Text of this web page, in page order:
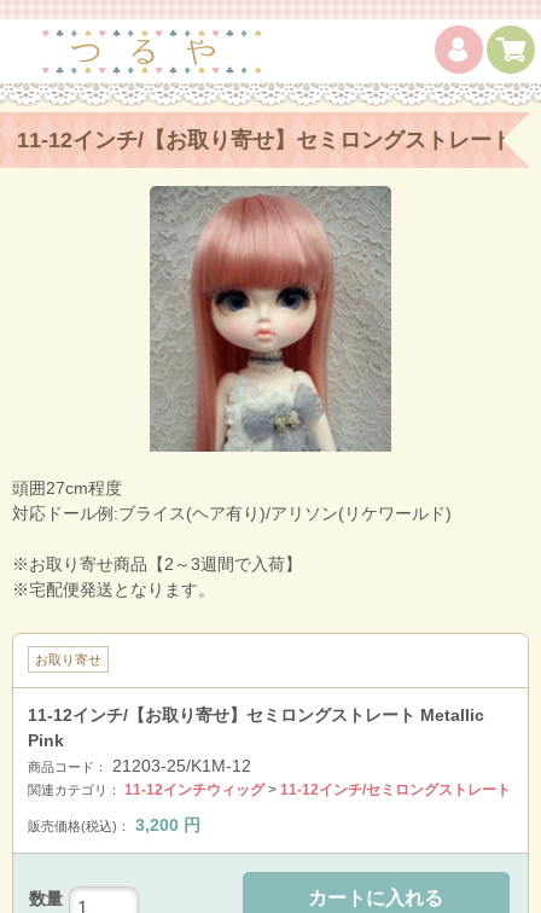
11-12インチ/【お取り寄せ】セミロングストレート
Metallic Pink
頭囲27cm程度
対応ドール例:ブライス(ヘア有り)/アリソン(リケワールド)
※お取り寄せ商品【2～3週間で入荷】
※宅配便発送となります。
お取り寄せ
11-12インチ/【お取り寄せ】セミロングストレート Metallic
Pink
商品コード： 21203-25/K1M-12
関連カテゴリ： 11-12インチウィッグ> 11-12インチ/セミロングストレート
販売価格(税込)： 3,200 円
数量 カートに入れる